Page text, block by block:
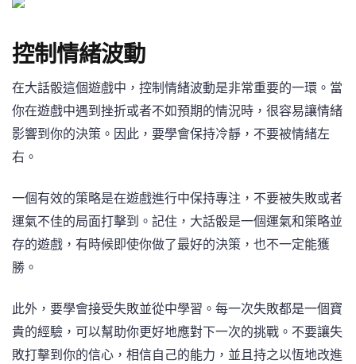
控制情緒波動
在大話骰這個遊戲中，控制情緒波動是非常重要的一環。當
你在遊戲中遇到挫折或者不如預期的情況時，很容易讓情緒
影響到你的決策。因此，要學會保持冷靜，不要被情緒左
右。
一個有效的策略是在遊戲進行中保持專注，不要被失敗或者
運氣不佳的局面打擊到。記住，大話骰是一個運氣和策略並
存的遊戲，有時候即使你做了最好的決策，也不一定能獲
勝。
此外，要學會接受失敗並從中學習。每一次失敗都是一個寶
貴的經驗，可以幫助你更好地應對下一次的挑戰。不要讓失
敗打擊到你的信心，相信自己的能力，並且持之以恆地改進